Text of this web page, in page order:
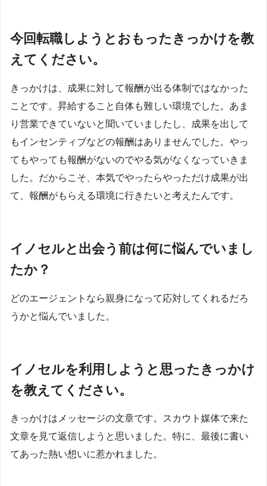
今回転職しようとおもったきっかけを教
えてください。
きっかけは、成果に対して報酬が出る体制ではなかった
ことです。昇給すること自体も難しい環境でした。あま
り営業できていないと聞いていましたし、成果を出して
もインセンティブなどの報酬はありませんでした。やっ
てもやっても報酬がないのでやる気がなくなっていきま
した。だからこそ、本気でやったらやっただけ成果が出
て、報酬がもらえる環境に行きたいと考えたんです。
イノセルと出会う前は何に悩んでいまし
たか？
どのエージェントなら親身になって応対してくれるだろ
うかと悩んでいました。
イノセルを利用しようと思ったきっかけ
を教えてください。
きっかけはメッセージの文章です。スカウト媒体で来た
文章を見て返信しようと思いました。特に、最後に書い
てあった熱い想いに惹かれました。